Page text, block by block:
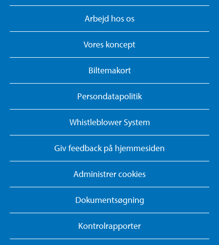
Arbejd hos os
Vores koncept
Biltemakort
Persondatapolitik
Whistleblower System
Giv feedback på hjemmesiden
Administrer cookies
Dokumentsøgning
Kontrolrapporter